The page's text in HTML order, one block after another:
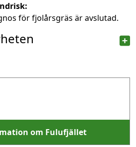
för fjolårsgräs är avslutad.
om Fulufjället